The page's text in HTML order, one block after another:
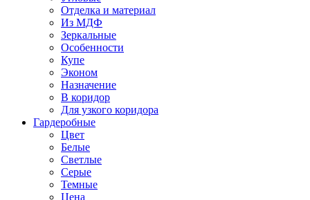
Отделка и материал
Из МДФ
Зеркальные
Особенности
Купе
Эконом
Назначение
В коридор
Для узкого коридора
Гардеробные
Цвет
Белые
Светлые
Серые
Темные
Цена